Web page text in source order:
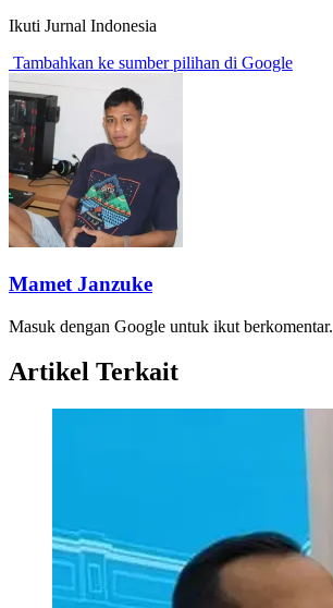
Ikuti Jurnal Indonesia
Tambahkan ke sumber pilihan di Google
Mamet Janzuke
Masuk dengan Google untuk ikut berkomentar.
Artikel Terkait